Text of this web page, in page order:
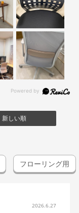
新しい順
フローリング用
2026.6.27